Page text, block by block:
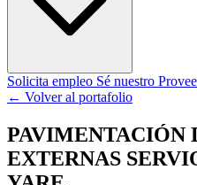
Solicita empleo Sé nuestro
← Volver al portafolio
PAVIMENTACIÓN
EXTERNAS